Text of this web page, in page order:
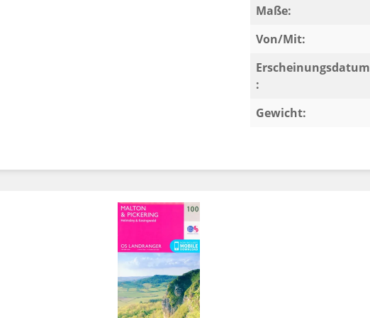
Maße:
Von/Mit:
Erscheinungsdatum
:
Gewicht: